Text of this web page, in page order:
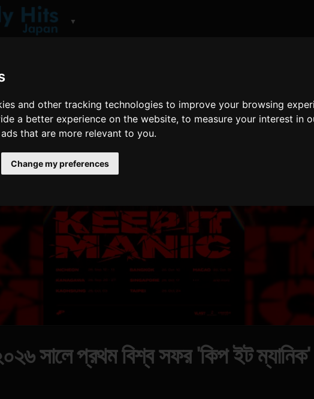
and other tracking technologies to improve your browsing
a better experience on the website,to measure your interest in
that are more relevant to you.
Change my preferences
▼
সালে প্রথম বিশ্ব সফর 'কিপ ইট